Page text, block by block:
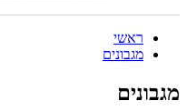
ראשי
מגבונים
מגבונים